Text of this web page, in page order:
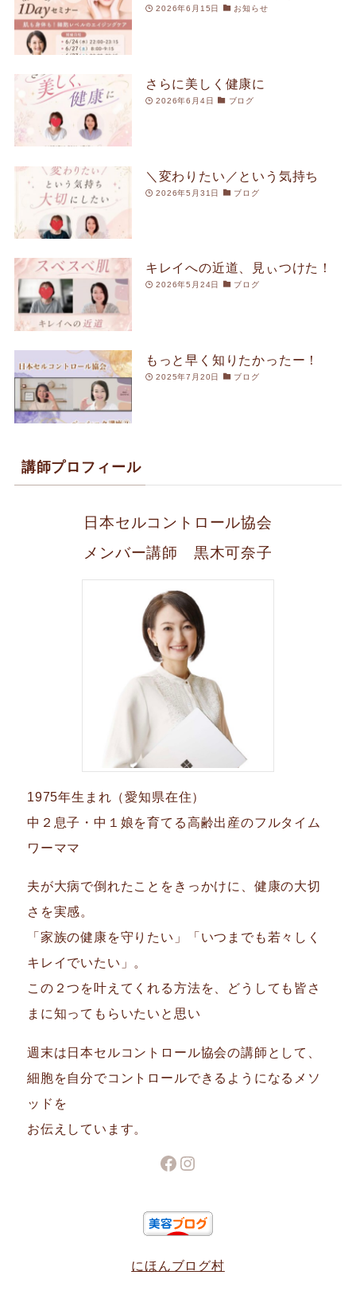
2026年6月15日 お知らせ
さらに美しく健康に
2026年6月4日 ブログ
＼変わりたい／という気持ち
2026年5月31日 ブログ
キレイへの近道、見ぃつけた！
2026年5月24日 ブログ
もっと早く知りたかったー！
2025年7月20日 ブログ
講師プロフィール
日本セルコントロール協会
メンバー講師 黒木可奈子
1975年生まれ（愛知県在住）
中２息子・中１娘を育てる高齢出産のフルタイム
ワーママ
夫が大病で倒れたことをきっかけに、健康の大切
さを実感。
「家族の健康を守りたい」「いつまでも若々しく
キレイでいたい」。
この２つを叶えてくれる方法を、どうしても皆さ
まに知ってもらいたいと思い
週末は日本セルコントロール協会の講師として、
細胞を自分でコントロールできるようになるメソ
ッドを
お伝えしています。
Facebook
Instagram
にほんブログ村